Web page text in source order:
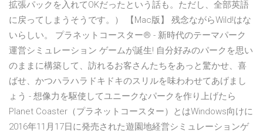
拡張パックを入れてOKだったという話も。ただし、全部英語
に戻ってしまうそうです。） 【Mac版】 残念ながらWild!はな
いらしい。 プラネットコースター® - 新時代のテーマパーク
運営シミュレーション ゲームが誕生! 自分好みのパークを思い
のままに構築して、訪れるお客さんたちをあっと驚かせ、喜
ばせ、かつハラハラドキドキのスリルを味わわせてあげまし
ょう - 想像力を駆使してユニークなパークを作り上げたら
Planet Coaster（プラネットコースター）とはWindows向けに
2016年11月17日に発売された遊園地経営シミュレーションゲ